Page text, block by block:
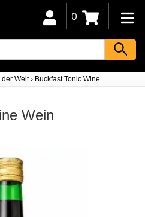
der Welt› Buckfast Tonic Wine
0
Wein